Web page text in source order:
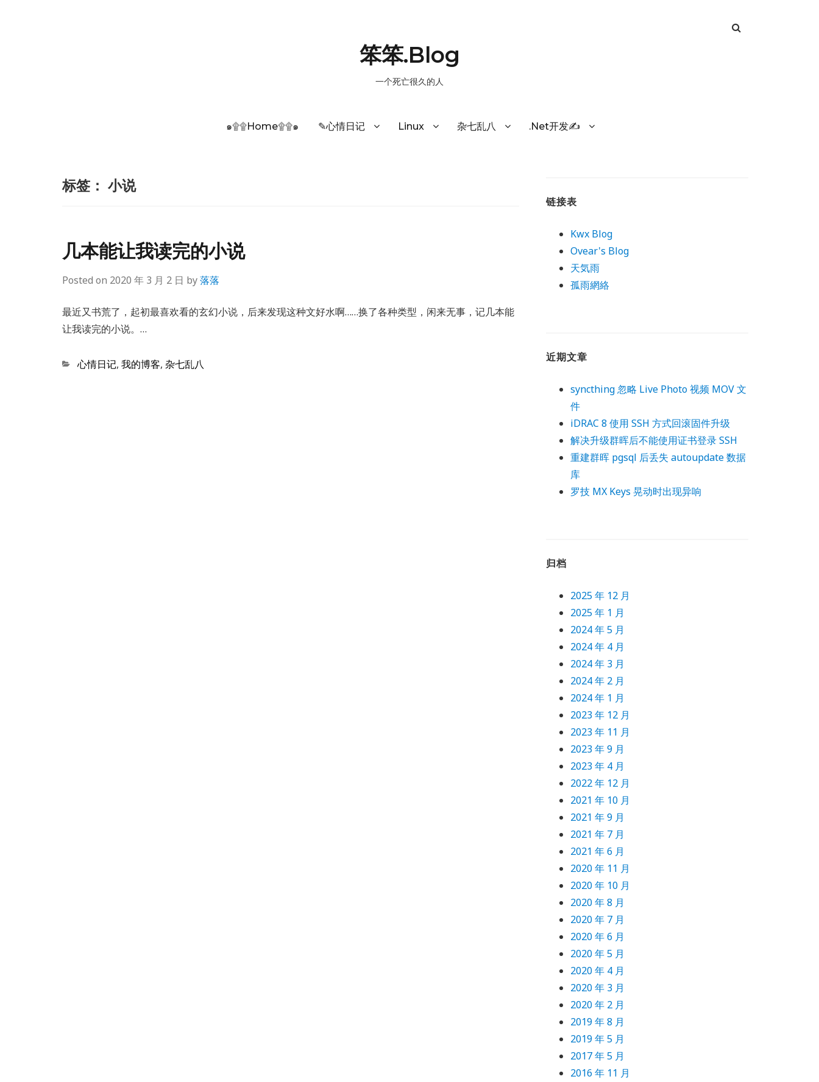
笨笨.Blog
一个死亡很久的人
๑۩۩Home۩۩๑ ✎心情日记 Linux 杂七乱八 .Net开发✍
标签： 小说
几本能让我读完的小说
Posted on 2020 年 3 月 2 日 by落落
最近又书荒了，起初最喜欢看的玄幻小说，后来发现这种文好水啊……换了各种类型，闲来无事，记几本能
让我读完的小说。…
Categories
心情日记, 我的博客, 杂七乱八
链接表
Kwx Blog
Ovear's Blog
天気雨
孤雨網絡
近期文章
syncthing 忽略 Live Photo 视频 MOV 文
件
iDRAC 8 使用 SSH 方式回滚固件升级
解决升级群晖后不能使用证书登录 SSH
重建群晖 pgsql 后丢失 autoupdate 数据
库
罗技 MX Keys 晃动时出现异响
归档
2025 年 12 月
2025 年 1 月
2024 年 5 月
2024 年 4 月
2024 年 3 月
2024 年 2 月
2024 年 1 月
2023 年 12 月
2023 年 11 月
2023 年 9 月
2023 年 4 月
2022 年 12 月
2021 年 10 月
2021 年 9 月
2021 年 7 月
2021 年 6 月
2020 年 11 月
2020 年 10 月
2020 年 8 月
2020 年 7 月
2020 年 6 月
2020 年 5 月
2020 年 4 月
2020 年 3 月
2020 年 2 月
2019 年 8 月
2019 年 5 月
2017 年 5 月
2016 年 11 月